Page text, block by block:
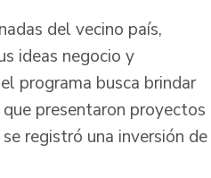
del vecino país,
ideas negocio y
programa busca brindar
presentaron proyectos
registró una inversión de